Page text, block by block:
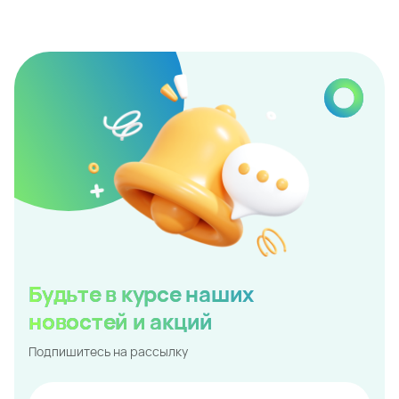
Будьте в курсе наших
новостей и акций
Подпишитесь на рассылку